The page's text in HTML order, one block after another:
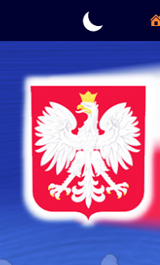
Przejdź
treści